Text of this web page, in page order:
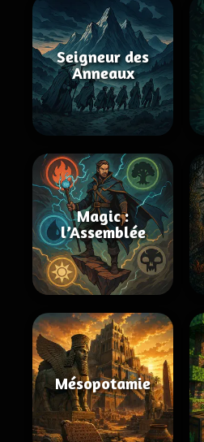
Seigneur des
Anneaux
Magic :
l’Assemblée
Mésopotamie